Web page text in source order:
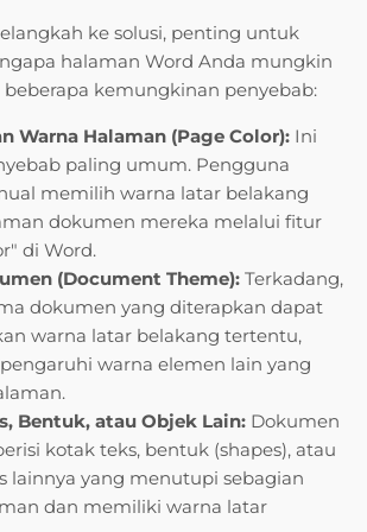
ke solusi, penting untuk
halaman Word Anda mungkin
kemungkinan penyebab:
Warna Halaman (Page Color): Ini
paling umum. Pengguna
memilih warna latar belakang
dokumen mereka melalui fitur
di Word.
(Document Theme): Terkadang,
dokumen yang diterapkan dapat
warna latar belakang tertentu,
warna elemen lain yang
Bentuk, atau Objek Lain: Dokumen
kotak teks, bentuk (shapes), atau
lainnya yang menutupi sebagian
dan memiliki warna latar